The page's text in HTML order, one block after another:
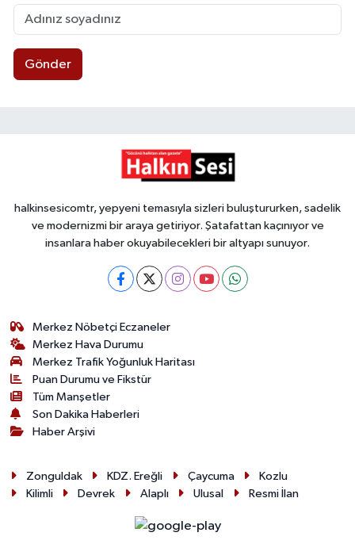
Gönder
halkinsesicomtr, yepyeni temasıyla sizleri buluştururken, sadelik
ve modernizmi bir araya getiriyor. Şatafattan kaçınıyor ve
insanlara haber okuyabilecekleri bir altyapı sunuyor.
Merkez Nöbetçi Eczaneler
Merkez Hava Durumu
Merkez Trafik Yoğunluk Haritası
Puan Durumu ve Fikstür
Tüm Manşetler
Son Dakika Haberleri
Haber Arşivi
Zonguldak KDZ. Ereğli Çaycuma
Kozlu
Kilimli
Devrek Alaplı Ulusal Resmi İlan